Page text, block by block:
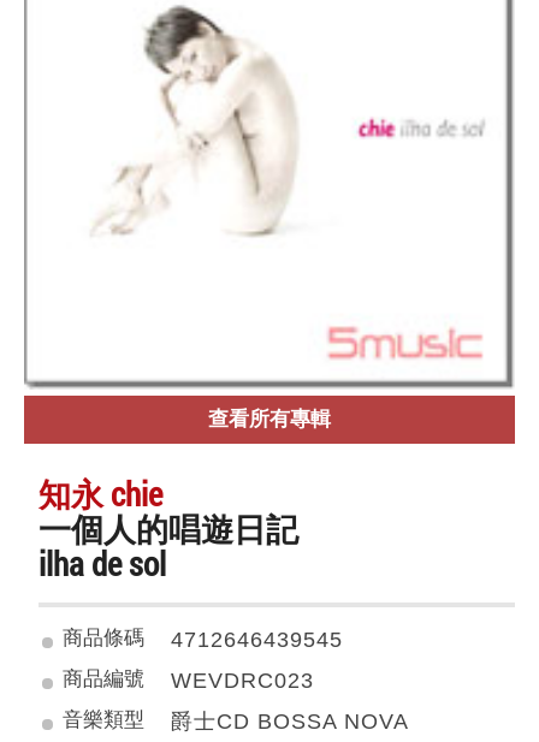
查看所有專輯
知永 chie
一個人的唱遊日記
ilha de sol
商品條碼 4712646439545
商品編號 WEVDRC023
音樂類型 爵士CD BOSSA NOVA